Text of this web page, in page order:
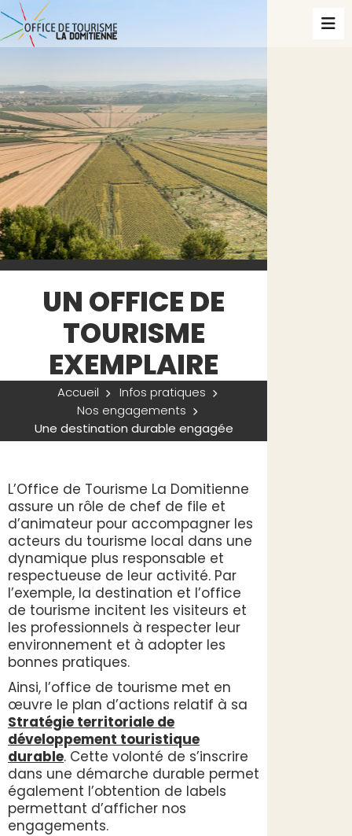
UN OFFICE DE
TOURISME
EXEMPLAIRE
Accueil
Infos pratiques
Nos engagements
Une destination durable engagée
L’Office de Tourisme La Domitienne
assure un rôle de chef de file et
d’animateur pour accompagner les
acteurs du tourisme local dans une
dynamique plus responsable et
respectueuse de leur activité. Par
l’exemple, la destination et l’office
de tourisme incitent les visiteurs et
les professionnels à respecter leur
environnement et à adopter les
bonnes pratiques.
Ainsi, l’office de tourisme met en
œuvre le plan d’actions relatif à sa
Stratégie territoriale de
développement touristique
durable. Cette volonté de s’inscrire
dans une démarche durable permet
également l’obtention de labels
permettant d’afficher nos
engagements.